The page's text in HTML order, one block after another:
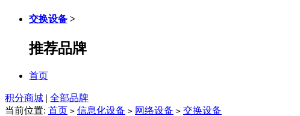
交换设备 >
推荐品牌
首页
积分商城 | 全部品牌
当前位置: 首页 > 信息化设备 > 网络设备 > 交换设备